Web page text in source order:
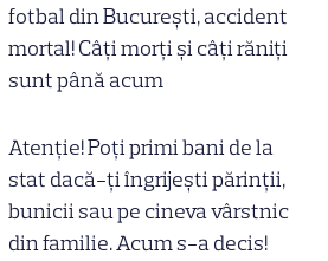
fotbal din București, accident
mortal! Câți morți și câți răniți
sunt până acum
Atenție! Poți primi bani de la
stat dacă-ți îngrijești părinții,
bunicii sau pe cineva vârstnic
din familie. Acum s-a decis!